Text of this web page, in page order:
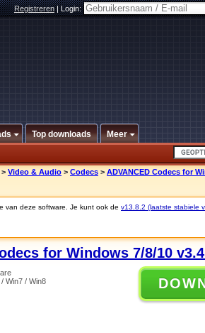
Registreren|Login:
Top downloads Meer
> Video & Audio > Codecs > ADVANCED Codecs for
van deze software. Je kunt ook de v13.8.2 (laatste stabiele
for Windows 7/8/10
Win7 / Win8